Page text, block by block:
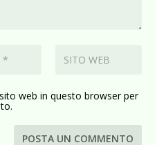
web in questo browser per